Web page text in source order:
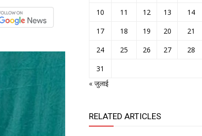
10
11 12 13 14
17
18 19 20 21
24
25 26 27 28
31
« जुलाई
RELATED ARTICLES